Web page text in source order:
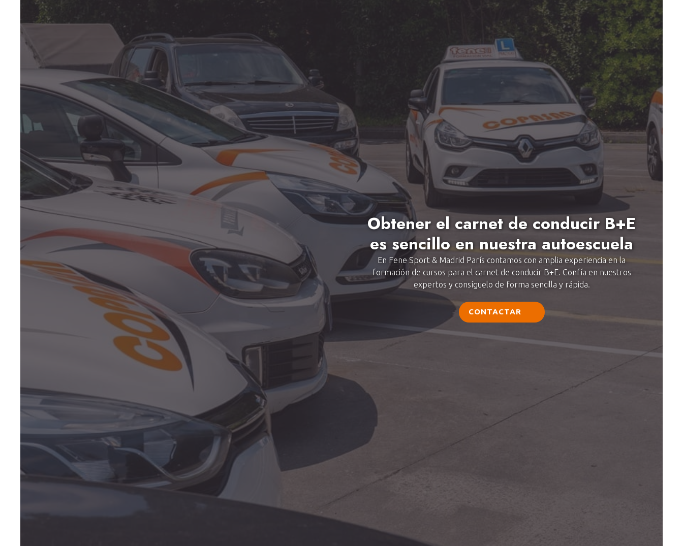
Obtener el carnet de conducir B+E
es sencillo en nuestra autoescuela
En Fene Sport & Madrid París contamos con amplia experiencia en la
formación de cursos para el carnet de conducir B+E. Confía en nuestros
expertos y consíguelo de forma sencilla y rápida.
CONTACTAR